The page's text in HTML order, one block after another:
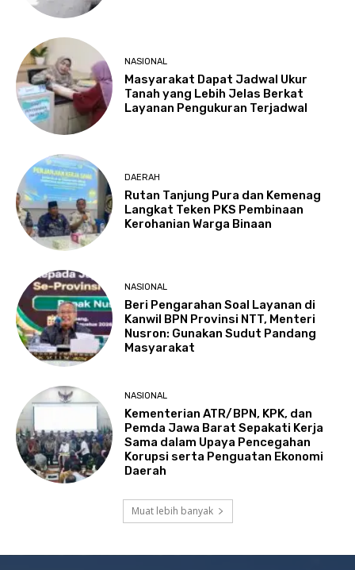
NASIONAL
Masyarakat Dapat Jadwal Ukur
Tanah yang Lebih Jelas Berkat
Layanan Pengukuran Terjadwal
DAERAH
Rutan Tanjung Pura dan Kemenag
Langkat Teken PKS Pembinaan
Kerohanian Warga Binaan
NASIONAL
Beri Pengarahan Soal Layanan di
Kanwil BPN Provinsi NTT, Menteri
Nusron: Gunakan Sudut Pandang
Masyarakat
NASIONAL
Kementerian ATR/BPN, KPK, dan
Pemda Jawa Barat Sepakati Kerja
Sama dalam Upaya Pencegahan
Korupsi serta Penguatan Ekonomi
Daerah
Muat lebih banyak